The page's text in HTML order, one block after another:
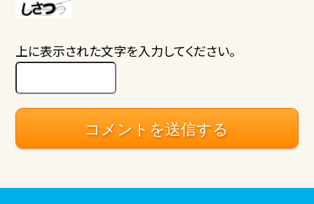
上に表示された文字を入力してください。